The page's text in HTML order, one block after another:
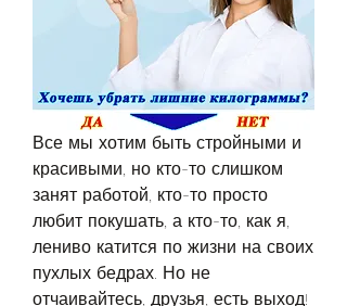
Все мы хотим быть стройными и
красивыми, но кто-то слишком
занят работой, кто-то просто
любит покушать, а кто-то, как я,
лениво катится по жизни на своих
пухлых бедрах. Но не
отчаивайтесь, друзья, есть выход!